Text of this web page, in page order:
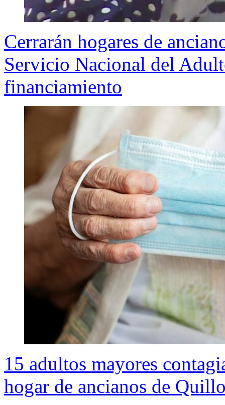
Cerrarán hogares de
Servicio Nacional del
financiamiento
15 adultos mayores
hogar de ancianos de